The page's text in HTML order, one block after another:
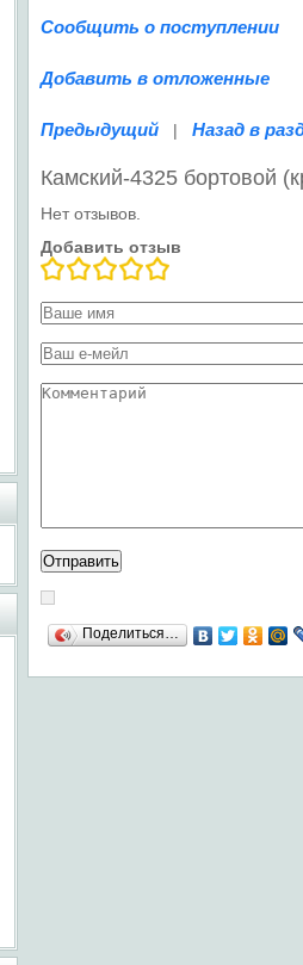
Сообщить о поступлении
Добавить в отложенные
Предыдущий | Назад в
Камский-4325 бортовой
Нет отзывов.
Добавить отзыв
Поделиться…